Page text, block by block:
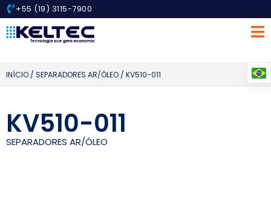
+55 (19) 3115-7900
INÍCIO / SEPARADORES AR/ÓLEO / KV510-011
KV510-011
SEPARADORES AR/ÓLEO